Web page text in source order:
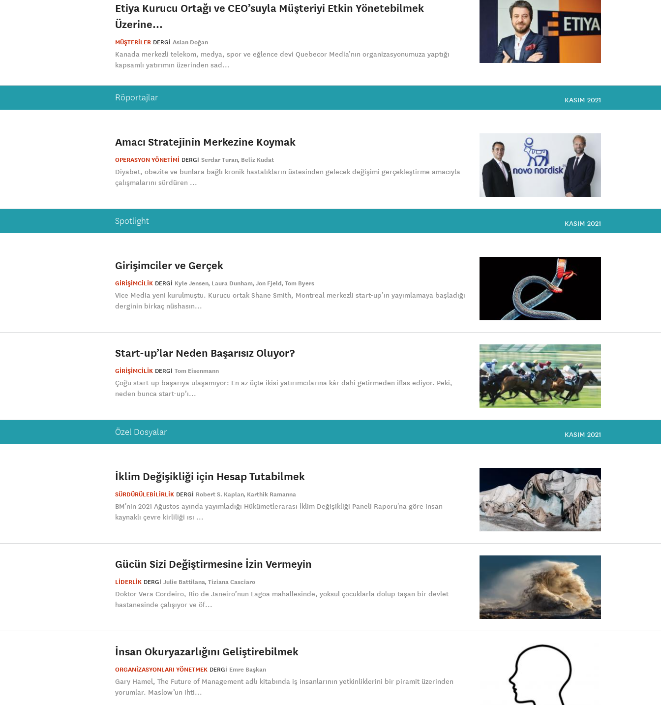
Etiya Kurucu Ortağı ve CEO’suyla Müşteriyi Etkin Yönetebilmek
Üzerine…
MÜŞTERİLER DERGI Aslan Doğan
Kanada merkezli telekom, medya, spor ve eğlence devi Quebecor Media’nın organizasyonumuza yaptığı
kapsamlı yatırımın üzerinden sad...
Röportajlar KASIM 2021
Amacı Stratejinin Merkezine Koymak
OPERASYON YÖNETİMİ DERGI Serdar Turan Beliz Kudat
Diyabet, obezite ve bunlara bağlı kronik hastalıkların üstesinden gelecek değişimi gerçekleştirme amacıyla
çalışmalarını sürdüren ...
Spotlight KASIM 2021
Girişimciler ve Gerçek
GİRİŞİMCİLİK DERGI Kyle Jensen Laura Dunham Jon Fjeld Tom Byers
Vice Media yeni kurulmuştu. Kurucu ortak Shane Smith, Montreal merkezli start-up’ın yayımlamaya başladığı
derginin birkaç nüshasın...
Start-up’lar Neden Başarısız Oluyor?
GİRİŞİMCİLİK DERGI Tom Eisenmann
Çoğu start-up başarıya ulaşamıyor: En az üçte ikisi yatırımcılarına kâr dahi getirmeden iflas ediyor. Peki,
neden bunca start-up’ı...
Özel Dosyalar KASIM 2021
İklim Değişikliği için Hesap Tutabilmek
SÜRDÜRÜLEBİLİRLİK DERGI Robert S. Kaplan Karthik Ramanna
BM'nin 2021 Ağustos ayında yayımladığı Hükümetlerarası İklim Değişikliği Paneli Raporu'na göre insan
kaynaklı çevre kirliliği ısı ...
Gücün Sizi Değiştirmesine İzin Vermeyin
LİDERLİK DERGI Julie Battilana Tiziana Casciaro
Doktor Vera Cordeiro, Rio de Janeiro’nun Lagoa mahallesinde, yoksul çocuklarla dolup taşan bir devlet
hastanesinde çalışıyor ve öf...
İnsan Okuryazarlığını Geliştirebilmek
ORGANİZASYONLARI YÖNETMEK DERGI Emre Başkan
Gary Hamel, The Future of Management adlı kitabında iş insanlarının yetkinliklerini bir piramit üzerinden
yorumlar. Maslow’un ihti...